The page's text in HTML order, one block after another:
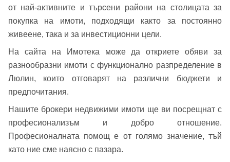
от най-активните и търсени райони на столицата за
покупка на имоти, подходящи както за постоянно
живеене, така и за инвестиционни цели.
На сайта на Имотека може да откриете обяви за
разнообразни имоти с функционално разпределение в
Люлин, които отговарят на различни бюджети и
предпочитания.
Нашите брокери недвижими имоти ще ви посрещнат с
професионализъм и добро отношение.
Професионалната помощ е от голямо значение, тъй
като ние сме наясно с пазара.